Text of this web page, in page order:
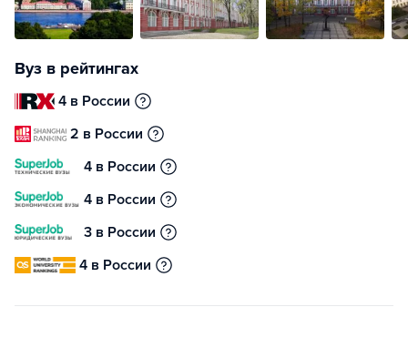
Вуз в рейтингах
4 в России
2 в России
4 в России
4 в России
3 в России
4 в России